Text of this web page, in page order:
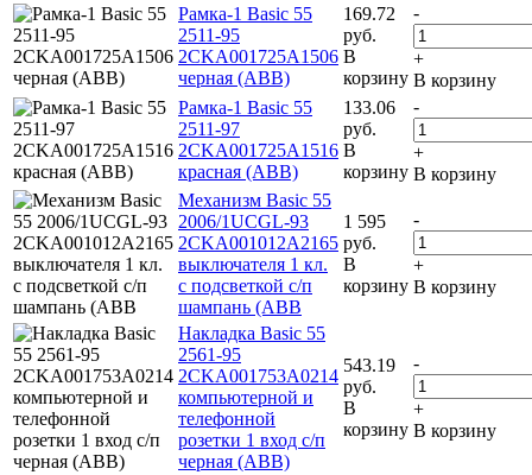
Рамка-1 Basic 55
2511-95
2CKA001725A1506
черная (ABB)
169.72
руб.
В
корзину
-
+
В корзину
Рамка-1 Basic 55
2511-97
2CKA001725A1516
красная (ABB)
133.06
руб.
В
корзину
-
+
В корзину
Механизм Basic 55
2006/1UCGL-93
2CKA001012A2165
выключателя 1 кл.
с подсветкой с/п
шампань (ABB
1 595
руб.
В
корзину
-
+
В корзину
Накладка Basic 55
2561-95
2CKA001753A0214
компьютерной и
телефонной
розетки 1 вход с/п
черная (ABB)
543.19
руб.
В
корзину
-
+
В корзину